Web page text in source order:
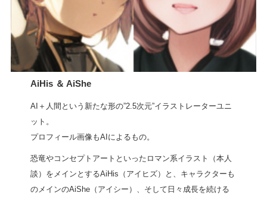
AiHis ＆ AiShe
AI＋人間という新たな形の”2.5次元”イラストレーターユニ
ット。
プロフィール画像もAIによるもの。
恐竜やコンセプトアートといったロマン系イラスト（本人
談）をメインとするAiHis（アイヒズ）と、キャラクターも
のメインのAiShe（アイシー）、そして日々成長を続ける